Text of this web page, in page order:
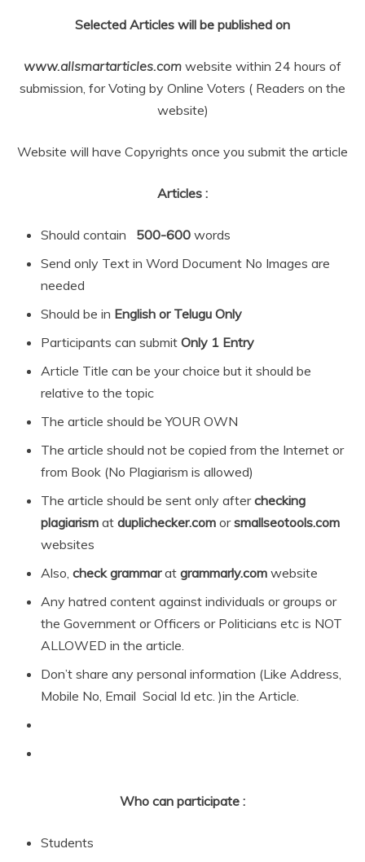
Selected Articles will be published on
www.allsmartarticles.com website within 24 hours of
submission, for Voting by Online Voters ( Readers on the
website)
Website will have Copyrights once you submit the article
Articles :
Should contain 500-600 words
Send only Text in Word Document No Images are
needed
Should be in English or Telugu Only
Participants can submit Only 1 Entry
Article Title can be your choice but it should be
relative to the topic
The article should be YOUR OWN
The article should not be copied from the Internet or
from Book (No Plagiarism is allowed)
The article should be sent only afterchecking
plagiarism at duplichecker.com orsmallseotools.com
websites
Also, check grammarat grammarly.com website
Any hatred content against individuals or groups or
the Government or Officers or Politicians etc is NOT
ALLOWED in the article.
Don’t share any personal information (Like Address,
Mobile No, Email Social Id etc. )in the Article.
Who can participate :
Students